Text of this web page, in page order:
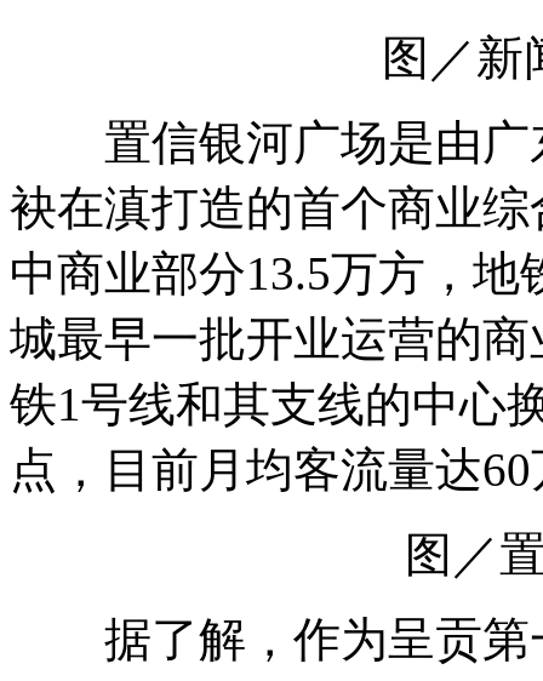
图／新
置信银河广场是由广
袂在滇打造的首个商业
中商业部分13.5万方，
城最早一批开业运营的
铁1号线和其支线的中心
点，目前月均客流量达
图／
据了解，作为呈贡第